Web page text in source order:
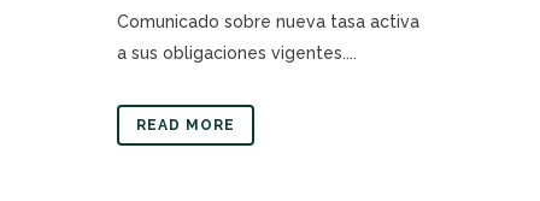
Comunicado sobre nueva tasa activa
a sus obligaciones vigentes....
READ MORE